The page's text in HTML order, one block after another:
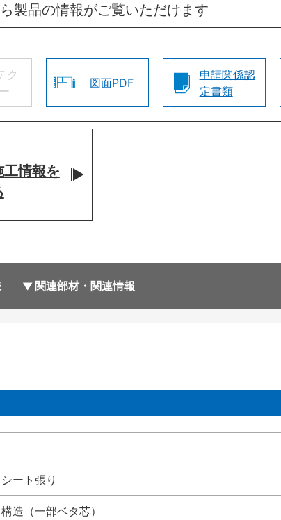
製品の情報がご覧いただけます
ク
図面PDF
申請関係認
定書類
情報を
関連部材・関連情報
ート張り
造（一部ベタ芯）